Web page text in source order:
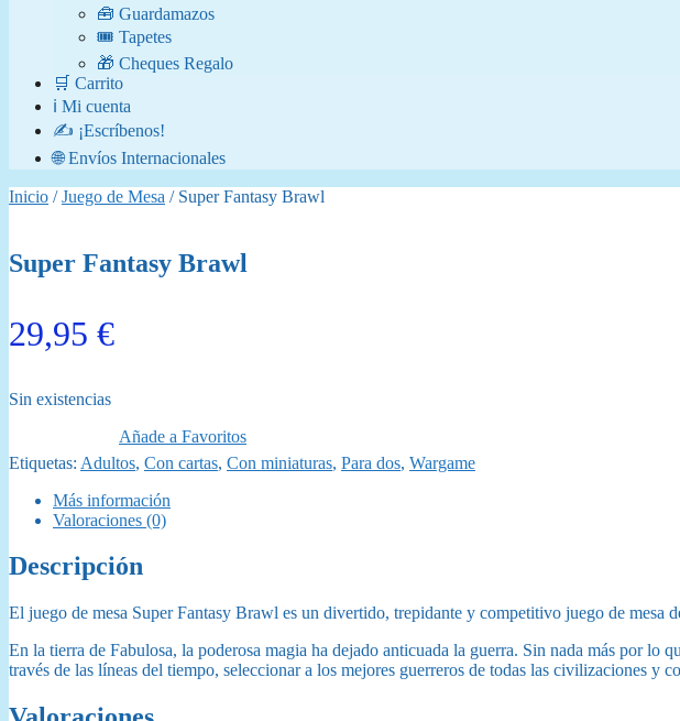
🧰 Guardamazos
🎟️ Tapetes
🎁 Cheques Regalo
🛒 Carrito
ℹ️ Mi cuenta
✍️ ¡Escríbenos!
🌐 Envíos Internacionales
Inicio /Juego de Mesa / Super Fantasy Brawl
Super Fantasy Brawl
29,95 €
Sin existencias
Añade a Favoritos
Etiquetas: Adultos, Con cartas, Con miniaturas, Para dos, Wargame
Más información
Valoraciones (0)
Descripción
El juego de mesa Super Fantasy Brawl es un divertido, trepidante y competitivo juego de mesa
En la tierra de Fabulosa, la poderosa magia ha dejado anticuada la guerra. Sin nada más por
través de las líneas del tiempo, seleccionar a los mejores guerreros de todas las civilizaciones y